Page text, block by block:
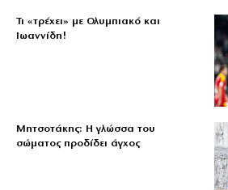
Τι «τρέχει» με Ολυμπιακό και
Ιωαννίδη!
Μητσοτάκης: Η γλώσσα του
σώματος προδίδει άγχος